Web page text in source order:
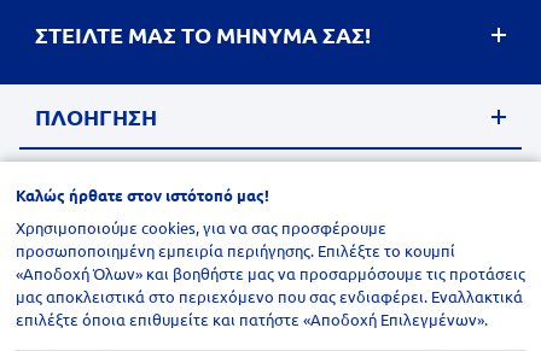
ΣΤΕΙΛΤΕ ΜΑΣ ΤΟ ΜΗΝΥΜΑ ΣΑΣ!
ΠΛΟΗΓΗΣΗ
NEWSLETTER
site.address,site.postalCode site.city,site.region,
© 2026ΦΟΡΟΕΠΙΛΥΣΙΣ. All rights reserved
Designed & developed byNETMECHANICS
Καλώς ήρθατε στον ιστότοπό μας!
Χρησιμοποιούμε cookies, για να σας προσφέρουμε
προσωποποιημένη εμπειρία περιήγησης. Επιλέξτε το κουμπί
«Αποδοχή Όλων» και βοηθήστε μας να προσαρμόσουμε τις προτάσεις
μας αποκλειστικά στο περιεχόμενο που σας ενδιαφέρει. Εναλλακτικά
επιλέξτε όποια επιθυμείτε και πατήστε «Αποδοχή Επιλεγμένων».